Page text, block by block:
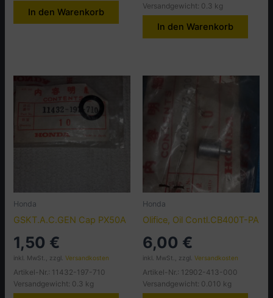
In den Warenkorb
Versandgewicht: 0.3 kg
In den Warenkorb
Honda
GSKT.A.C.GEN Cap PX50A
1,50 €
inkl. MwSt., zzgl.Versandkosten
Artikel-Nr.: 11432-197-710
Versandgewicht: 0.3 kg
Honda
Olifice, Oil Contl.CB400T-PA
6,00 €
inkl. MwSt., zzgl. Versandkosten
Artikel-Nr.: 12902-413-000
Versandgewicht: 0.010 kg